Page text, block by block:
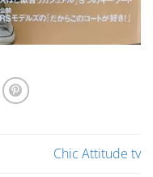
Chic Attitude tv